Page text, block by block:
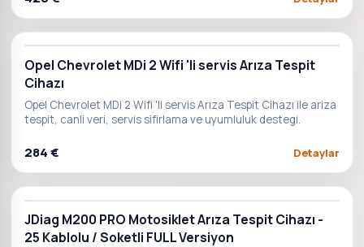
Opel Chevrolet MDi 2 Wifi 'li servis Arıza Tespit
Cihazı
Opel Chevrolet MDi 2 Wifi 'li servis Arıza Tespit Cihazı ile ariza
tespit, canli veri, servis sifirlama ve uyumluluk destegi.
284 € Detaylar
JDiag M200 PRO Motosiklet Arıza Tespit Cihazı -
25 Kablolu / Soketli FULL Versiyon